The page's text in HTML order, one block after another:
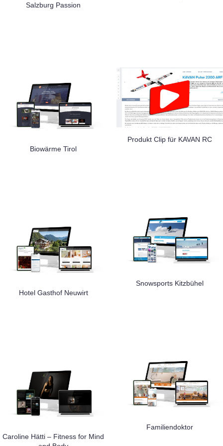
Salzburg Passion
Produkt Clip für KAVAN RC
Biowärme Tirol
Snowsports Kitzbühel
Hotel Gasthof Neuwirt
Familiendoktor
Caroline Hätti – Fitness for Mind